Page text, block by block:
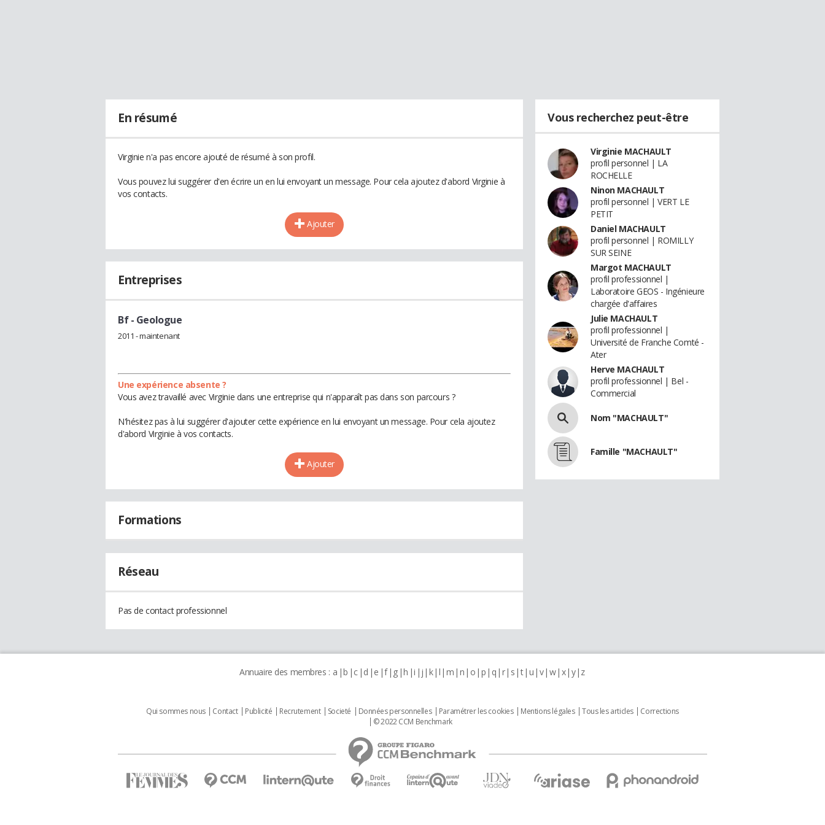
En résumé
Virginie n'a pas encore ajouté de résumé à son profil.
Vous pouvez lui suggérer d'en écrire un en lui envoyant un message. Pour cela ajoutez d'abord Virginie à
vos contacts.
Ajouter
Entreprises
Bf- Geologue
2011 - maintenant
Une expérience absente ?
Vous avez travaillé avec Virginie dans une entreprise qui n'apparaît pas dans son parcours ?
N'hésitez pas à lui suggérer d'ajouter cette expérience en lui envoyant un message. Pour cela ajoutez
d'abord Virginie à vos contacts.
Ajouter
Formations
Réseau
Pas de contact professionnel
Vous recherchez peut-être
Virginie MACHAULT
profil personnel | LA
ROCHELLE
Ninon MACHAULT
profil personnel | VERT LE
PETIT
Daniel MACHAULT
profil personnel | ROMILLY
SUR SEINE
Margot MACHAULT
profil professionnel |
Laboratoire GEOS - Ingénieure
chargée d'affaires
Julie MACHAULT
profil professionnel |
Université de Franche Comté -
Ater
Herve MACHAULT
profil professionnel | Bel -
Commercial
Nom "MACHAULT"
Famille "MACHAULT"
Annuaire des membres : a b c d e f g h i j k l m n o p q r s t u v w x y z
Qui sommes nous Contact Publicité Recrutement Societé Données personnelles Paramétrer les cookies Mentions légales Tous les articles
Corrections
© 2022 CCM Benchmark